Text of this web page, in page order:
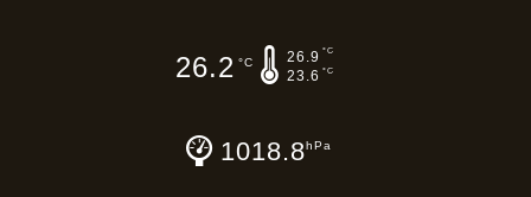
26.2 °C 26.9 °C
23.6 °C
1018.8hPa